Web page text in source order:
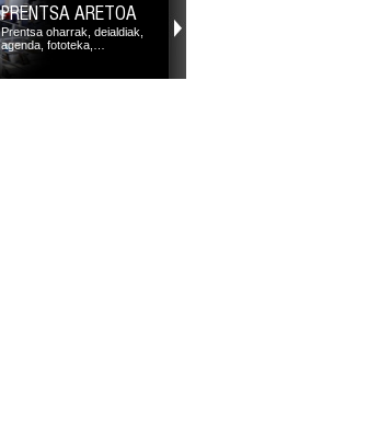
PRENTSA ARETOA
Prentsa oharrak, deialdiak,
agenda, fototeka,…